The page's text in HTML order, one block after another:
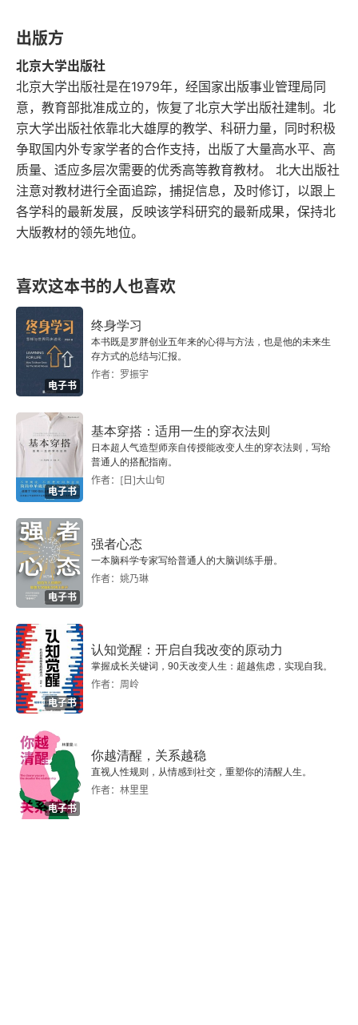
第十一章 “地下室的诗人”：《少年》
第十二章 1876—1877年《作家日记》
第十三章 “魔鬼和上帝在斗争”：《卡拉马佐夫兄
弟》（上）
第十四章 “发现人身上的人”：《卡拉马佐夫兄弟》
（下）
演说
基本文献
主要参考书
后记
作者简介
本书简介
出版方
北京大学出版社
北京大学出版社是在1979年，经国家出版事业管理局同
意，教育部批准成立的，恢复了北京大学出版社建制。北
京大学出版社依靠北大雄厚的教学、科研力量，同时积极
争取国内外专家学者的合作支持，出版了大量高水平、高
质量、适应多层次需要的优秀高等教育教材。 北大出版社
注意对教材进行全面追踪，捕捉信息，及时修订，以跟上
各学科的最新发展，反映该学科研究的最新成果，保持北
大版教材的领先地位。
喜欢这本书的人也喜欢
电子书
终身学习
本书既是罗胖创业五年来的心得与方法，也是他的未来生
存方式的总结与汇报。
作者：罗振宇
电子书
基本穿搭：适用一生的穿衣法则
日本超人气造型师亲自传授能改变人生的穿衣法则，写给
普通人的搭配指南。
作者：[日]大山旬
电子书
强者心态
一本脑科学专家写给普通人的大脑训练手册。
作者：姚乃琳
电子书
认知觉醒：开启自我改变的原动力
掌握成长关键词，90天改变人生：超越焦虑，实现自我。
作者：周岭
电子书
你越清醒，关系越稳
直视人性规则，从情感到社交，重塑你的清醒人生。
作者：林里里